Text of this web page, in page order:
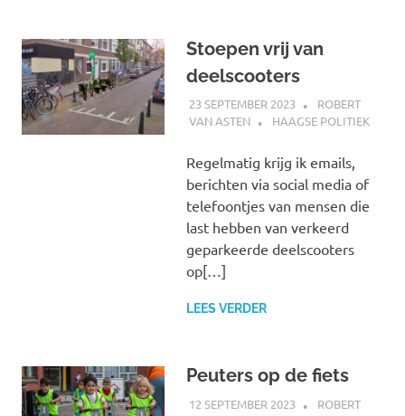
Stoepen vrij van
deelscooters
23 SEPTEMBER 2023
ROBERT
VAN ASTEN
HAAGSE POLITIEK
Regelmatig krijg ik emails,
berichten via social media of
telefoontjes van mensen die
last hebben van verkeerd
geparkeerde deelscooters
op[…]
LEES VERDER
Peuters op de fiets
12 SEPTEMBER 2023
ROBERT